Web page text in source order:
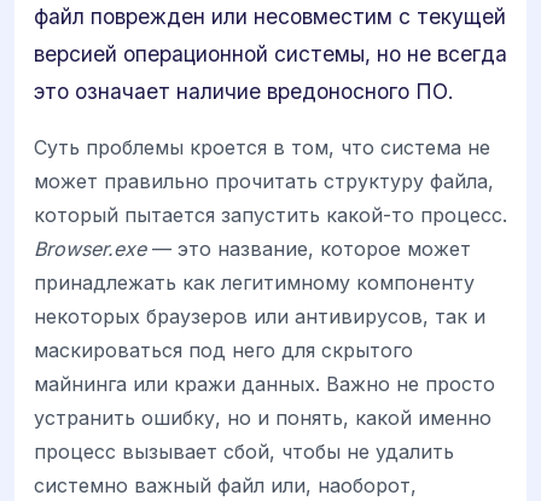
файл поврежден или несовместим с текущей
версией операционной системы, но не всегда
это означает наличие вредоносного ПО.
Суть проблемы кроется в том, что система не
может правильно прочитать структуру файла,
который пытается запустить какой-то процесс.
Browser.exe— это название, которое может
принадлежать как легитимному компоненту
некоторых браузеров или антивирусов, так и
маскироваться под него для скрытого
майнинга или кражи данных. Важно не просто
устранить ошибку, но и понять, какой именно
процесс вызывает сбой, чтобы не удалить
системно важный файл или, наоборот,